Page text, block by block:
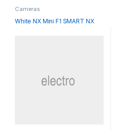
Cameras
White NX Mini F1 SMART NX